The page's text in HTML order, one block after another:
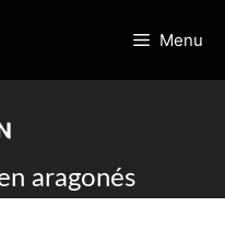
Menu
aragonés